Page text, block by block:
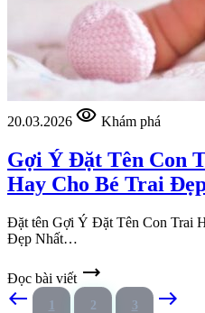
20.03.2026 visibility Khám phá
Gợi Ý Đặt Tên Con
Hay Cho Bé Trai
Đặt tên Gợi Ý Đặt Tên Con Trai
Đẹp Nhất…
Đọc bài viết trending_flat
west
1 2 3
east